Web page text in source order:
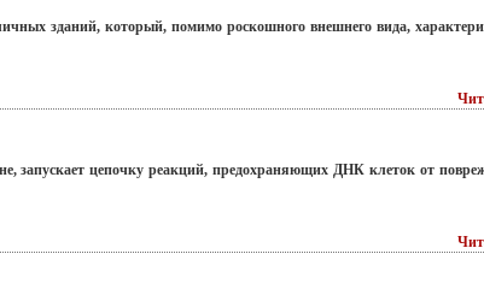
зданий, который, помимо роскошного внешнего вида,
запускает цепочку реакций, предохраняющих ДНК клеток от